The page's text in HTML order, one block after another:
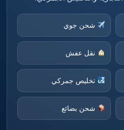
شحن جوي
نقل عفش
تخليص جمركي
شحن بضائع